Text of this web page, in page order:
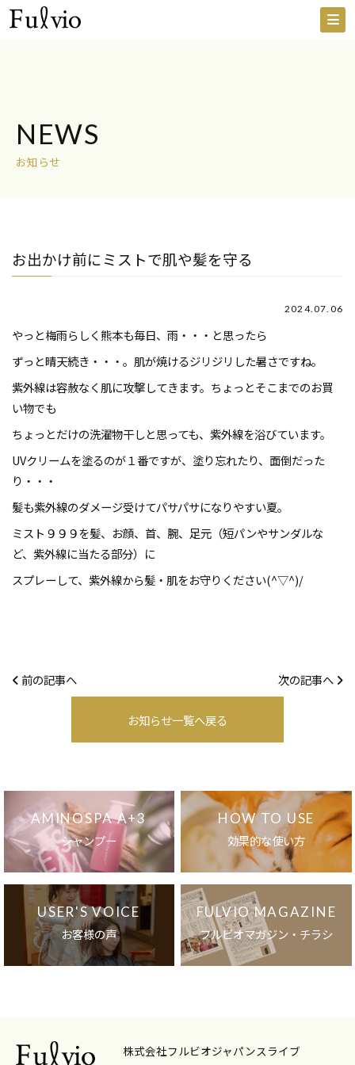
NEWS
お知らせ
お出かけ前にミストで肌や髪を守る
2024.07.06
やっと梅雨らしく熊本も毎日、雨・・・と思ったら
ずっと晴天続き・・・。肌が焼けるジリジリした暑さですね。
紫外線は容赦なく肌に攻撃してきます。ちょっとそこまでのお買
い物でも
ちょっとだけの洗濯物干しと思っても、紫外線を浴びています。
UVクリームを塗るのが１番ですが、塗り忘れたり、面倒だった
り・・・
髪も紫外線のダメージ受けてパサパサになりやすい夏。
ミスト９９９を髪、お顔、首、腕、足元（短パンやサンダルな
ど、紫外線に当たる部分）に
スプレーして、紫外線から髪・肌をお守りください(^▽^)/
前の記事へ 次の記事へ
お知らせ一覧へ戻る
AMINOSPA A+3
シャンプー
HOW TO USE
効果的な使い方
USER'S VOICE
お客様の声
FULVIO MAGAZINE
フルビオマガジン・チラシ
株式会社フルビオジャパンスライブ